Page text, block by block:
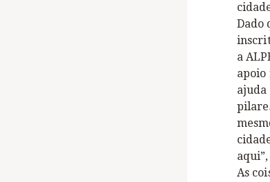
Dado
a
apoio
ajuda
As